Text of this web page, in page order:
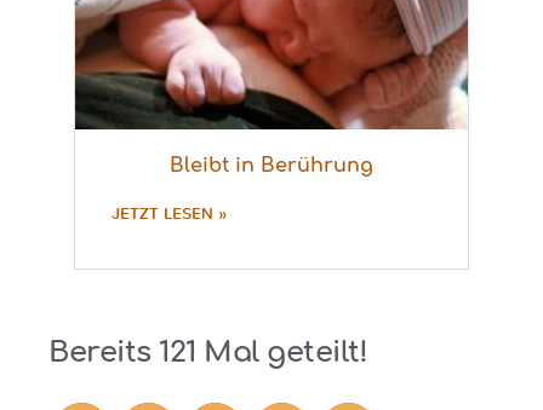
Bleibt in Berührung
JETZT LESEN »
Bereits 121 Mal geteilt!